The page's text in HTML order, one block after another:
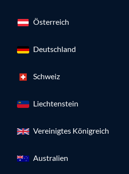
Österreich
Deutschland
Schweiz
Liechtenstein
Vereinigtes Königreich
Australien